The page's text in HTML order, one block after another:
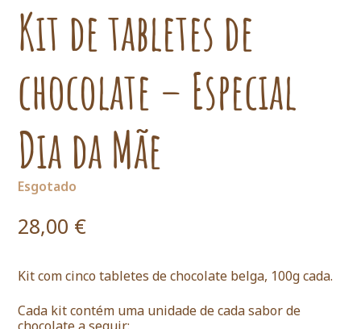
Kit de tabletes de
chocolate – Especial
Dia da Mãe
28,00 €
Kit com cinco tabletes de chocolate belga, 100g cada.
Cada kit contém uma unidade de cada sabor de
Esgotado